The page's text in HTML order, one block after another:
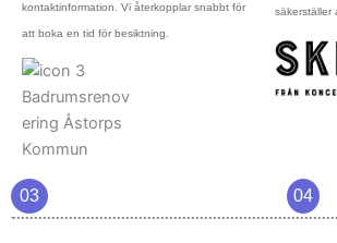
kontaktinformation. Vi återkopplar snabbt för
att boka en tid för besiktning.
säkerställer
03 04